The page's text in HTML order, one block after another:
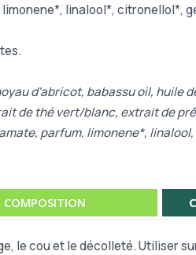
linalool*, citronellol*,
d'abricot, babassu oil,
de thé vert/blanc, extrait de
parfum, limonene*,
COMPOSITION
le cou et le décolleté. Utiliser